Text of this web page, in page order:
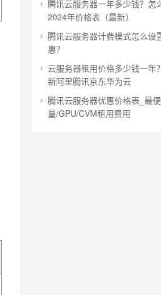
腾讯云服务器一年多少钱？怎
2024年价格表（最新）
腾讯云服务器计费模式怎么设
惠？
云服务器租用价格多少钱一年
新阿里腾讯京东华为云
腾讯云服务器优惠价格表_最
量/GPU/CVM租用费用